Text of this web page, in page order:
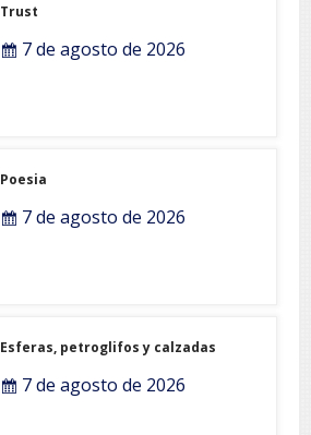
Trust
7 de agosto de 2026
Poesia
7 de agosto de 2026
Esferas, petroglifos y calzadas
7 de agosto de 2026